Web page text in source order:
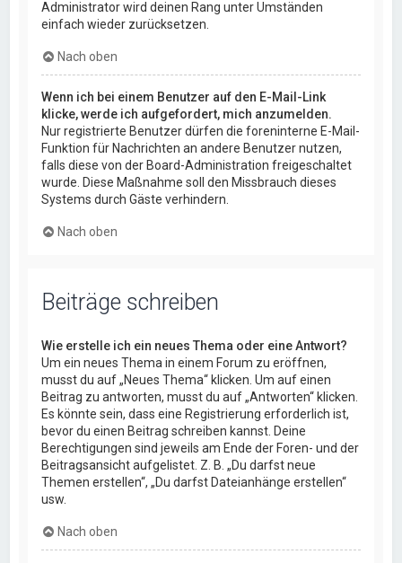
Administrator wird deinen Rang unter Umständen
einfach wieder zurücksetzen.
Nach oben
Wenn ich bei einem Benutzer auf den E-Mail-Link
klicke, werde ich aufgefordert, mich anzumelden.
Nur registrierte Benutzer dürfen die foreninterne E-Mail-
Funktion für Nachrichten an andere Benutzer nutzen,
falls diese von der Board-Administration freigeschaltet
wurde. Diese Maßnahme soll den Missbrauch dieses
Systems durch Gäste verhindern.
Nach oben
Beiträge schreiben
Wie erstelle ich ein neues Thema oder eine Antwort?
Um ein neues Thema in einem Forum zu eröffnen,
musst du auf „Neues Thema“ klicken. Um auf einen
Beitrag zu antworten, musst du auf „Antworten“ klicken.
Es könnte sein, dass eine Registrierung erforderlich ist,
bevor du einen Beitrag schreiben kannst. Deine
Berechtigungen sind jeweils am Ende der Foren- und der
Beitragsansicht aufgelistet. Z. B. „Du darfst neue
Themen erstellen“, „Du darfst Dateianhänge erstellen“
usw.
Nach oben